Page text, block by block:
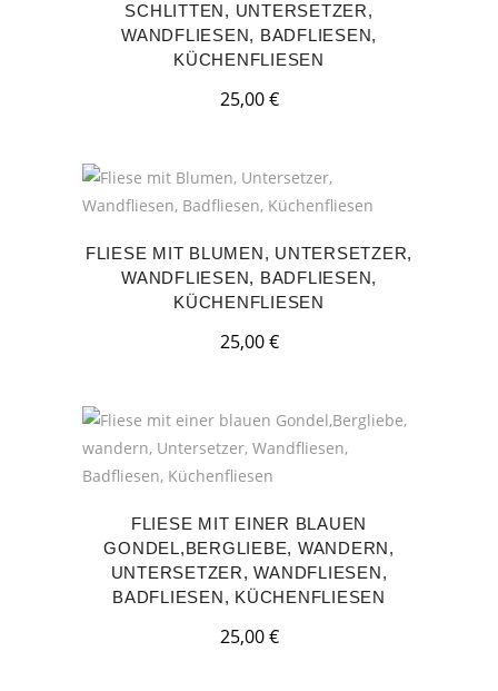
SCHLITTEN, UNTERSETZER,
WANDFLIESEN, BADFLIESEN,
KÜCHENFLIESEN
25,00€
FLIESE MIT BLUMEN, UNTERSETZER,
WANDFLIESEN, BADFLIESEN,
KÜCHENFLIESEN
25,00€
FLIESE MIT EINER BLAUEN
GONDEL,BERGLIEBE, WANDERN,
UNTERSETZER, WANDFLIESEN,
BADFLIESEN, KÜCHENFLIESEN
25,00€